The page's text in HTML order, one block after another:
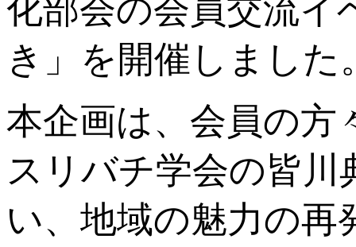
化部会の会員交流イ
き」を開催しました
本企画は、会員の方
スリバチ学会の皆
い、地域の魅力の